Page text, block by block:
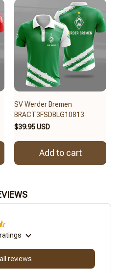
SV Werder Bremen
BRACT3FSDBLG10813
$39.95 USD
Add to cart
reviews